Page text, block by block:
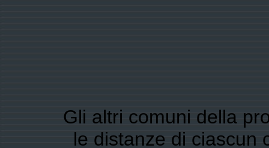
Gli altri comuni della
le distanze di ciascun